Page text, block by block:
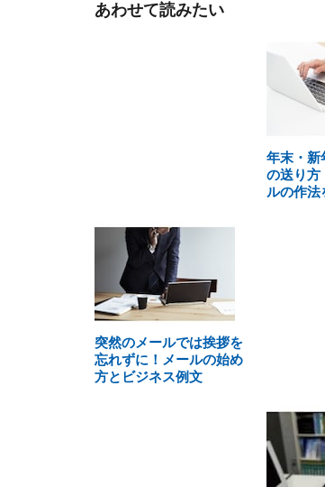
あわせて読みたい
年末・新
の送り方
ルの作法
突然のメールでは挨拶を
忘れずに！メールの始め
方とビジネス例文